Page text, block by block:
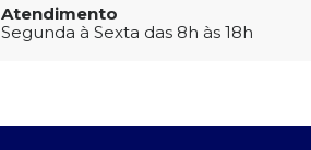
Atendimento
Segunda à Sexta das 8h às 18h